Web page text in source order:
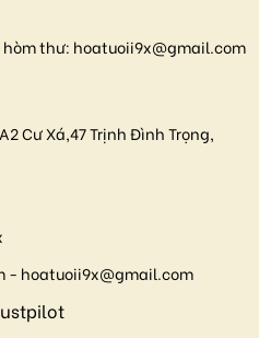
hòm thư: hoatuoii9x@gmail.com
Cư Xá,47 Trịnh Đình Trọng,
- hoatuoii9x@gmail.com